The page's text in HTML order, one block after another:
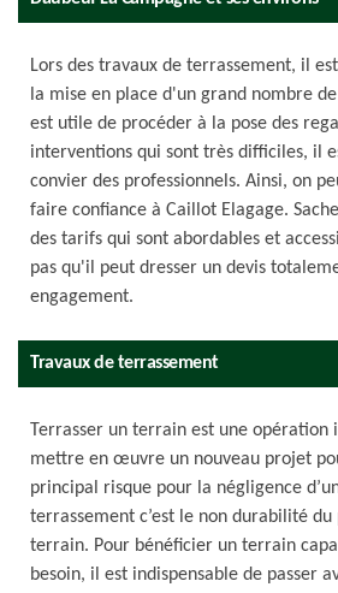
Lors des travaux de terrassement, il
la mise en place d'un grand nombre
est utile de procéder à la pose des
interventions qui sont très difficiles, il
convier des professionnels. Ainsi, on
faire confiance à Caillot Elagage.
des tarifs qui sont abordables et
pas qu'il peut dresser un devis
engagement.
Travaux de terrassement
Terrasser un terrain est une
mettre en œuvre un nouveau projet
principal risque pour la négligence
terrassement c’est le non durabilité
terrain. Pour bénéficier un terrain
besoin, il est indispensable de passer